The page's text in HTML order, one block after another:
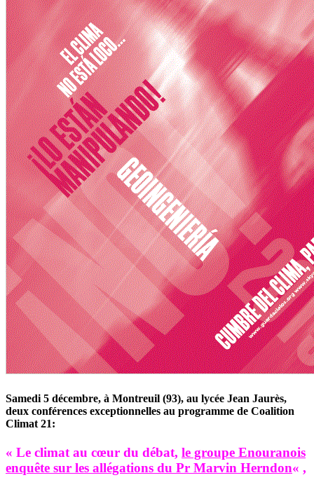
Samedi 5 décembre, à Montreuil (93), au lycée Jean Jaurès,
deux conférences exceptionnelles au programme de Coalition
Climat 21:
« Le climat au cœur du débat, le groupe Enouranois
enquête sur les allégations du Pr Marvin Herndon« ,